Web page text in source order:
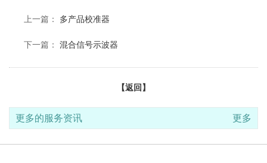
上一篇： 多产品校准器
下一篇： 混合信号示波器
【返回】
更多的服务资讯 更多